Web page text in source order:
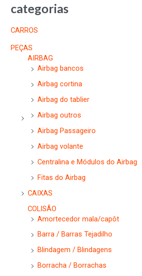
categorias
CARROS
PEÇAS
AIRBAG
Airbag bancos
Airbag cortina
Airbag do tablier
Airbag outros
Airbag Passageiro
Airbag volante
Centralina e Módulos do Airbag
Fitas do Airbag
CAIXAS
COLISÃO
Amortecedor mala/capôt
Barra / Barras Tejadilho
Blindagem / Blindagens
Borracha / Borrachas